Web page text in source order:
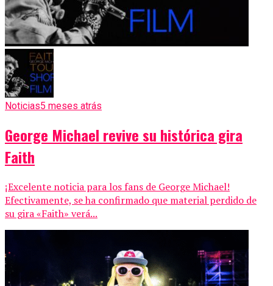
Noticias5 meses atrás
George Michael revive su histórica gira
Faith
¡Excelente noticia para los fans de George Michael!
Efectivamente, se ha confirmado que material perdido de
su gira «Faith» verá...